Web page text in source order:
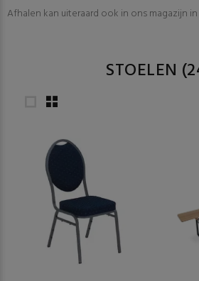
Afhalen kan uiteraard ook in ons magazijn in
STOELEN